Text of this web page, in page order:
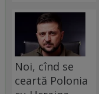
Noi, cînd se
ceartă Polonia